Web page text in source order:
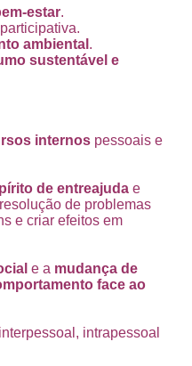
estar.
ambiental .
sustentável e
internos pessoais e
de entreajuda e
de problemas
e criar efeitos em
e a mudança de
face ao
interpessoal, intrapessoal